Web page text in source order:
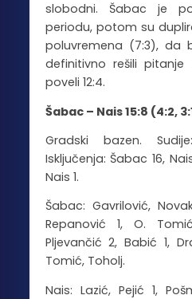
slobodni. Šabac je
periodu, potom su
poluvremena (7:3), da
definitivno rešili
poveli 12:4.
Šabac – Nais 15:8 (4:2,
Gradski bazen.
Isključenja: Šabac 16,
Nais 1.
Šabac: Gavrilović,
Repanović 1, O.
Pljevančić 2, Babić 1,
Tomić, Toholj.
Nais: Lazić, Pejić 1,